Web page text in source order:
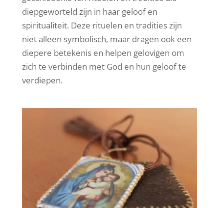
diepgeworteld zijn in haar geloof en
spiritualiteit. Deze rituelen en tradities zijn
niet alleen symbolisch, maar dragen ook een
diepere betekenis en helpen gelovigen om
zich te verbinden met God en hun geloof te
verdiepen.